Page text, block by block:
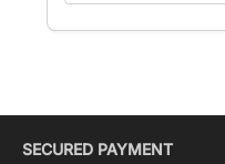
SECURED PAYMENT